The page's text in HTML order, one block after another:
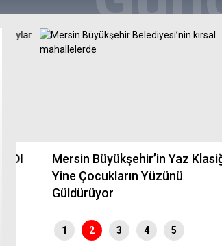
Girişimcilik ve Akademik
Mersin Büyükşehir’in Yaz Klasiği
Yine Çocukların Yüzünü
Güldürüyor
1 2 3 4 5